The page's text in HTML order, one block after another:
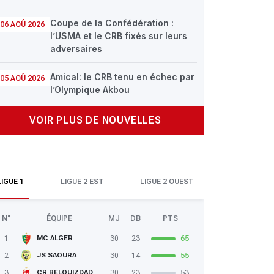
06 AOÛ 2026
Coupe de la Confédération :
l’USMA et le CRB fixés sur leurs
adversaires
05 AOÛ 2026
Amical: le CRB tenu en échec par
l’Olympique Akbou
VOIR PLUS DE NOUVELLES
1 LIGUE 2 EST LIGUE 2 OUEST
N° ÉQUIPE MJ DB PTS
1 MC ALGER 30 23
65
2
JS SAOURA 30 14
55